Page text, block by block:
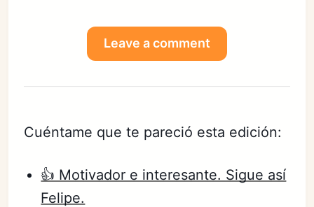
Leave a comment
Cuéntame que te pareció esta edición:
👍 Motivador e interesante. Sigue así
Felipe.